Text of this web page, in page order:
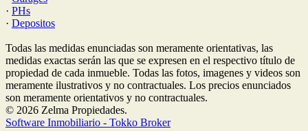
· PHs
· Depositos
Todas las medidas enunciadas son meramente orientativas, las
medidas exactas serán las que se expresen en el respectivo título de
propiedad de cada inmueble. Todas las fotos, imagenes y videos son
meramente ilustrativos y no contractuales. Los precios enunciados
son meramente orientativos y no contractuales.
© 2026 Zelma Propiedades.
Software Inmobiliario - Tokko Broker